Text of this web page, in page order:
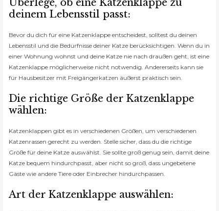
deinem Lebensstil passt:
Bevor du dich für eine Katzenklappe entscheidest, solltest du deinen
Lebensstil und die Bedürfnisse deiner Katze berücksichtigen. Wenn du in
einer Wohnung wohnst und deine Katze nie nach draußen geht, ist eine
Katzenklappe möglicherweise nicht notwendig. Andererseits kann sie
für Hausbesitzer mit Freigängerkatzen äußerst praktisch sein.
Die richtige Größe der Katzenklappe
wählen:
Katzenklappen gibt es in verschiedenen Größen, um verschiedenen
Katzenrassen gerecht zu werden. Stelle sicher, dass du die richtige
Größe für deine Katze auswählst. Sie sollte groß genug sein, damit deine
Katze bequem hindurchpasst, aber nicht so groß, dass ungebetene
Gäste wie andere Tiere oder Einbrecher hindurchpassen.
Art der Katzenklappe auswählen: